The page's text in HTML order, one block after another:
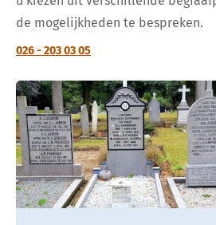
de mogelijkheden te bespreken.
026 - 203 03 05